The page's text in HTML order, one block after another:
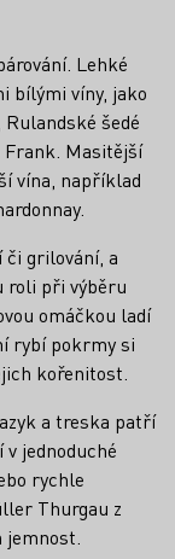
Lehké
bílými víny, jako
šedé
Frank. Masitější
vína, například
či grilování, a
roli při výběru
omáčkou ladí
rybí pokrmy si
kořenitost.
a treska patří
jednoduché
rychle
Thurgau z